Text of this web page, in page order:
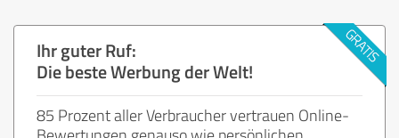
Ihr guter Ruf:
Die beste Werbung der Welt!
85 Prozent aller Verbraucher vertrauen Online-